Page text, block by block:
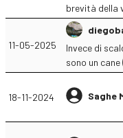
brevità della
11-05-2025
Invece di
sono un
18-11-2024 Saghe